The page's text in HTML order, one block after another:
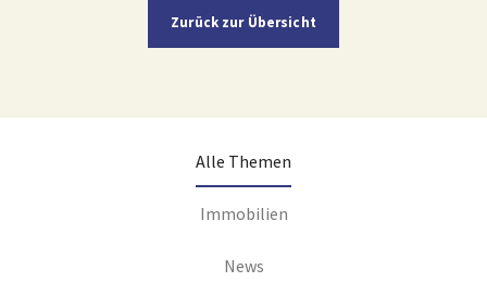
Zurück zur Übersicht
Alle Themen
Immobilien
News